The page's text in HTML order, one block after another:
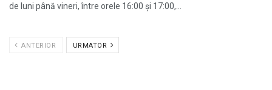
de luni până vineri, între orele 16:00 și 17:00,...
ANTERIOR URMATOR